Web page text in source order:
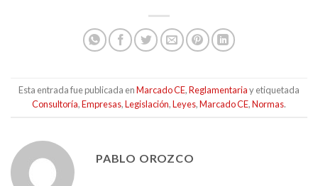
Esta entrada fue publicada enMarcado CE,Reglamentariay etiquetada
Consultoría,Empresas,Legislación,Leyes,Marcado CE,Normas.
PABLO OROZCO